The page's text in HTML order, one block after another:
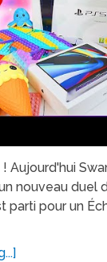
Aujourd'hui
nouveau duel
parti pour un